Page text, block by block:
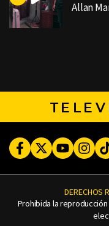
Allan
FacebookTwitterYoutube
DERECHOS
Prohibida la